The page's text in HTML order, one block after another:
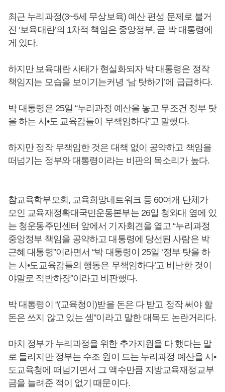
최근 누리과정(3~5세 무상보육) 예산 편성 문제로 불거
진 ‘보육대란’의 1차적 책임은 중앙정부, 곧 박 대통령에
게 있다.
하지만 보육대란 사태가 현실화되자 박 대통령은 정작
책임지는 모습을 보이기는커녕 ‘남 탓하기’에 급급하다.
박 대통령은 25일 “누리과정 예산을 놓고 무조건 정부 탓
을 하는 시•도 교육감들이 무책임하다”고 말했다.
하지만 정작 무책임한 것은 대책 없이 공약하고 책임을
떠넘기는 정부와 대통령이라는 비판의 목소리가 높다.
참교육학부모회, 교육희망네트워크 등 60여개 단체가
모인 교육재정확대국민운동본부는 26일 청와대 옆에 있
는 청운동주민센터 앞에서 기자회견을 열고 “누리과정
중앙정부 책임을 공약하고 대통령에 당선된 사람은 박
근혜 대통령”이라면서 “박 대통령이 25일 ‘정부 탓을 하
는 시•도교육감들의 행동은 무책임하다’고 비난한 것이
야말로 적반하장”이라고 비판했다.
박 대통령이 “(교육청이)받을 돈은 다 받고 정작 써야 할
돈은 쓰지 않고 있는 셈”이라고 말한 대목도 논란거리다.
마치 정부가 누리과정을 위한 추가지원을 다 했다는 말
로 들리지만 정부는 수조 원이 드는 누리과정 예산을 시•
도교육청에 떠넘기면서 그 액수만큼 지방교육재정교부
금을 늘려준 적이 없기 때문이다.